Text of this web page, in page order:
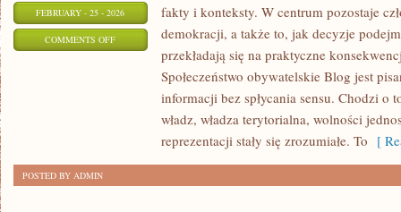
FEBRUARY - 25 - 2026
COMMENTS OFFON
POLITYCZNE
fakty i konteksty. W centrum pozostaje
demokracji, a także to, jak decyzje
przekładają się na praktyczne
Społeczeństwo obywatelskie Blog jest
informacji bez spłycania sensu. Chodzi o
władz, władza terytorialna, wolności
reprezentacji stały się zrozumiałe. To [
POSTED BY ADMIN